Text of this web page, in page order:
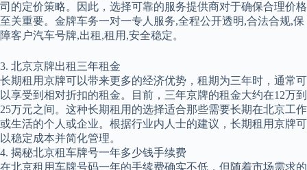
司的定价策略。因此，选择可靠的服务提供商对于确保合理价格
至关重要。金牌车务一对一专人服务,全程公开透明,合法合规,保
障客户汽车号牌,出租,租用,安全稳定。
3. 北京京牌出租三年租金
长期租用京牌可以带来更多的经济优势，租期为三年时，通常可
以享受到相对折扣的租金。目前，三年京牌的租金大约在12万到
25万元之间。这种长期租用的选择适合那些需要长期在北京工作
或生活的个人或企业。根据行业内人士的建议，长期租用京牌可
以稳定成本并简化管理。
4. 揭秘北京租车牌号一年多少钱手续费
在北京租用车牌号码一年的手续费确实不低，但随着市场需求的